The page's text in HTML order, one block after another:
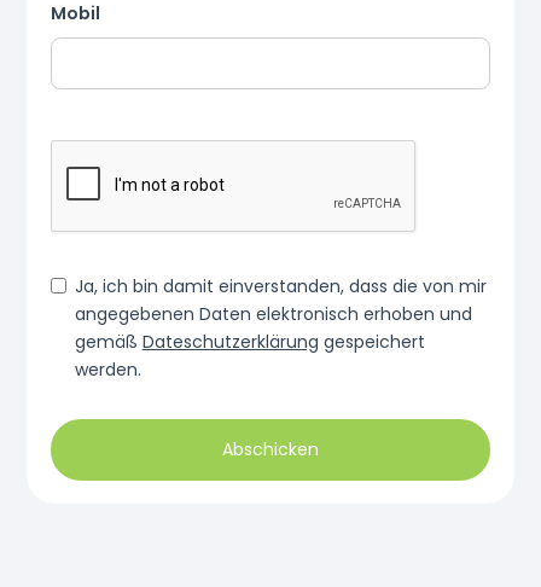
Mobil
Ja, ich bin damit einverstanden, dass die von mir
angegebenen Daten elektronisch erhoben und
gemäß Dateschutzerklärung gespeichert
werden.